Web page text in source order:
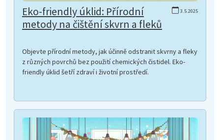
3.5.2025
Eko-friendly úklid: Přírodní
metody na čištění skvrn a fleků
Objevte přírodní metody, jak účinně odstranit skvrny a fleky
z různých povrchů bez použití chemických čistidel. Eko-
friendly úklid šetří zdraví i životní prostředí.